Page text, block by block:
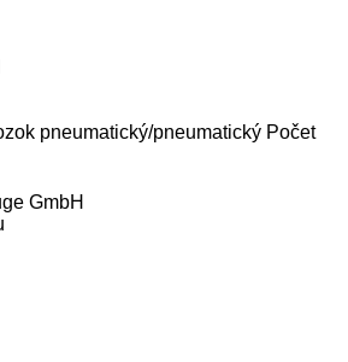
pneumatický/pneumatický Počet
GmbH